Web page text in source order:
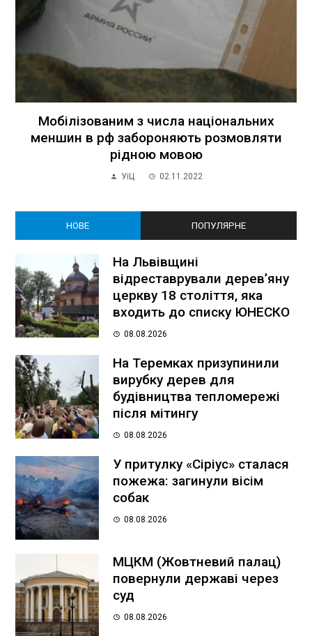
Мобілізованим з числа національних
меншин в рф забороняють розмовляти
рідною мовою
УіЦ 02.11.2022
НОВЕ ПОПУЛЯРНЕ
На Львівщині
відреставрували дерев’яну
церкву 18 століття, яка
входить до списку ЮНЕСКО
08.08.2026
На Теремках призупинили
вирубку дерев для
будівництва тепломережі
після мітингу
08.08.2026
У притулку «Сіріус» сталася
пожежа: загинули вісім
собак
08.08.2026
МЦКМ (Жовтневий палац)
повернули державі через
суд
08.08.2026